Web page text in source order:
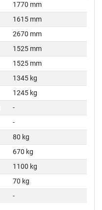
1770 mm
1615 mm
2670 mm
1525 mm
1525 mm
1345 kg
1245 kg
-
-
80 kg
670 kg
1100 kg
70 kg
-